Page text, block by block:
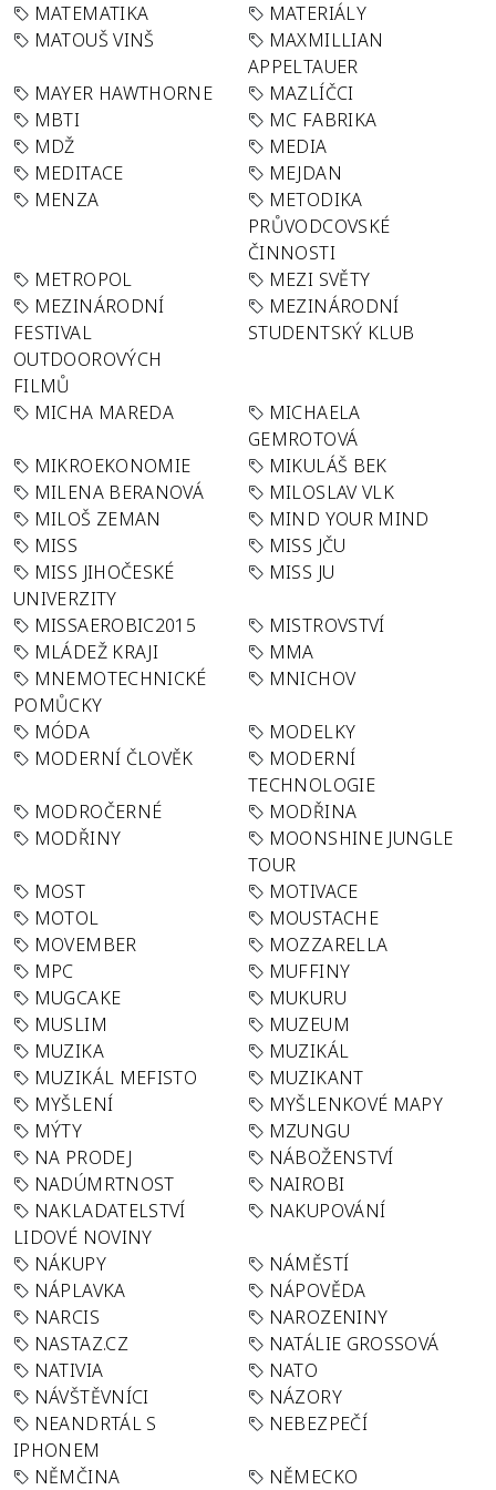
MATEMATIKA
MATERIÁLY
MATOUŠ VINŠ
MAXMILLIAN
APPELTAUER
MAYER HAWTHORNE
MAZLÍČCI
MBTI
MC FABRIKA
MDŽ
MEDIA
MEDITACE
MEJDAN
MENZA
METODIKA
PRŮVODCOVSKÉ
ČINNOSTI
METROPOL
MEZI SVĚTY
MEZINÁRODNÍ
FESTIVAL
OUTDOOROVÝCH
FILMŮ
MEZINÁRODNÍ
STUDENTSKÝ KLUB
MICHA MAREDA
MICHAELA
GEMROTOVÁ
MIKROEKONOMIE
MIKULÁŠ BEK
MILENA BERANOVÁ
MILOSLAV VLK
MILOŠ ZEMAN
MIND YOUR MIND
MISS
MISS JČU
MISS JIHOČESKÉ
UNIVERZITY
MISS JU
MISSAEROBIC2015
MISTROVSTVÍ
MLÁDEŽ KRAJI
MMA
MNEMOTECHNICKÉ
POMŮCKY
MNICHOV
MÓDA
MODELKY
MODERNÍ ČLOVĚK
MODERNÍ
TECHNOLOGIE
MODROČERNÉ
MODŘINA
MODŘINY
MOONSHINE JUNGLE
TOUR
MOST
MOTIVACE
MOTOL
MOUSTACHE
MOVEMBER
MOZZARELLA
MPC
MUFFINY
MUGCAKE
MUKURU
MUSLIM
MUZEUM
MUZIKA
MUZIKÁL
MUZIKÁL MEFISTO
MUZIKANT
MYŠLENÍ
MYŠLENKOVÉ MAPY
MÝTY
MZUNGU
NA PRODEJ
NÁBOŽENSTVÍ
NADÚMRTNOST
NAIROBI
NAKLADATELSTVÍ
LIDOVÉ NOVINY
NAKUPOVÁNÍ
NÁKUPY
NÁMĚSTÍ
NÁPLAVKA
NÁPOVĚDA
NARCIS
NAROZENINY
NASTAZ.CZ
NATÁLIE GROSSOVÁ
NATIVIA
NATO
NÁVŠTĚVNÍCI
NÁZORY
NEANDRTÁL S
IPHONEM
NEBEZPEČÍ
NĚMČINA
NĚMECKO